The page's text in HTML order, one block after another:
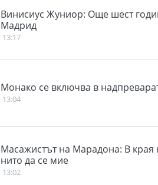
Винисиус Жуниор: Още шест
Мадрид
13:17
Монако се включва в
13:04
Масажистът на Марадона: В края
нито да се мие
13:02